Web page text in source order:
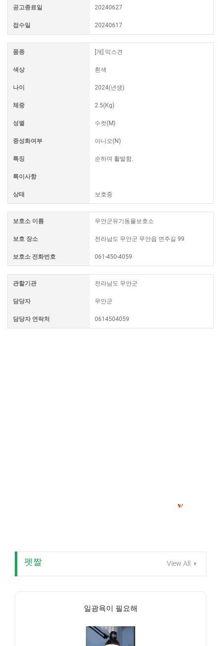
공고종료일 20240627
접수일 20240617
품종 [개] 믹스견
색상 흰색
나이 2024(년생)
체중 2.5(Kg)
성별 수컷(M)
중성화여부 아니오(N)
특징 순하며 활발함.
특이사항
상태 보호중
보호소 이름 무안군유기동물보호소
보호 장소 전라남도 무안군 무안읍 면주길 99
보호소 전화번호 061-450-4059
관할기관 전라남도 무안군
담당자 무안군
담당자 연락처 0614504059
펫짤 View All
일광욕이 필요해